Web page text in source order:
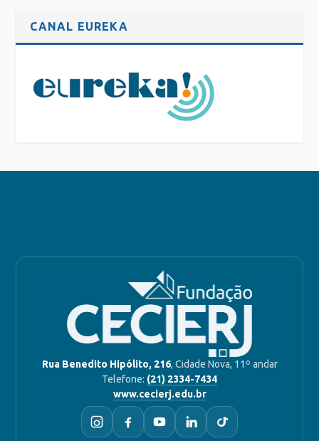
CANAL EUREKA
Rua Benedito Hipólito, 216, Cidade Nova, 11º andar
Telefone: (21) 2334-7434
www.cecierj.edu.br